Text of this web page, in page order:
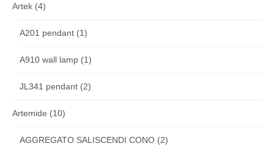
Artek (4)
A201 pendant (1)
A910 wall lamp (1)
JL341 pendant (2)
Artemide (10)
AGGREGATO SALISCENDI CONO (2)